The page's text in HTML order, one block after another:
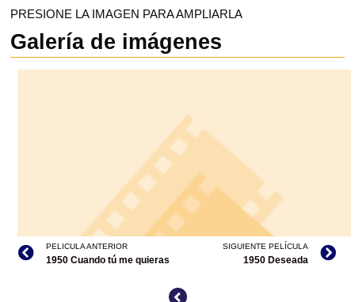
PRESIONE LA IMAGEN PARA AMPLIARLA
Galería de imágenes
PELICULA ANTERIOR
1950 Cuando tú me quieras
SIGUIENTE PELÍCULA
1950 Deseada